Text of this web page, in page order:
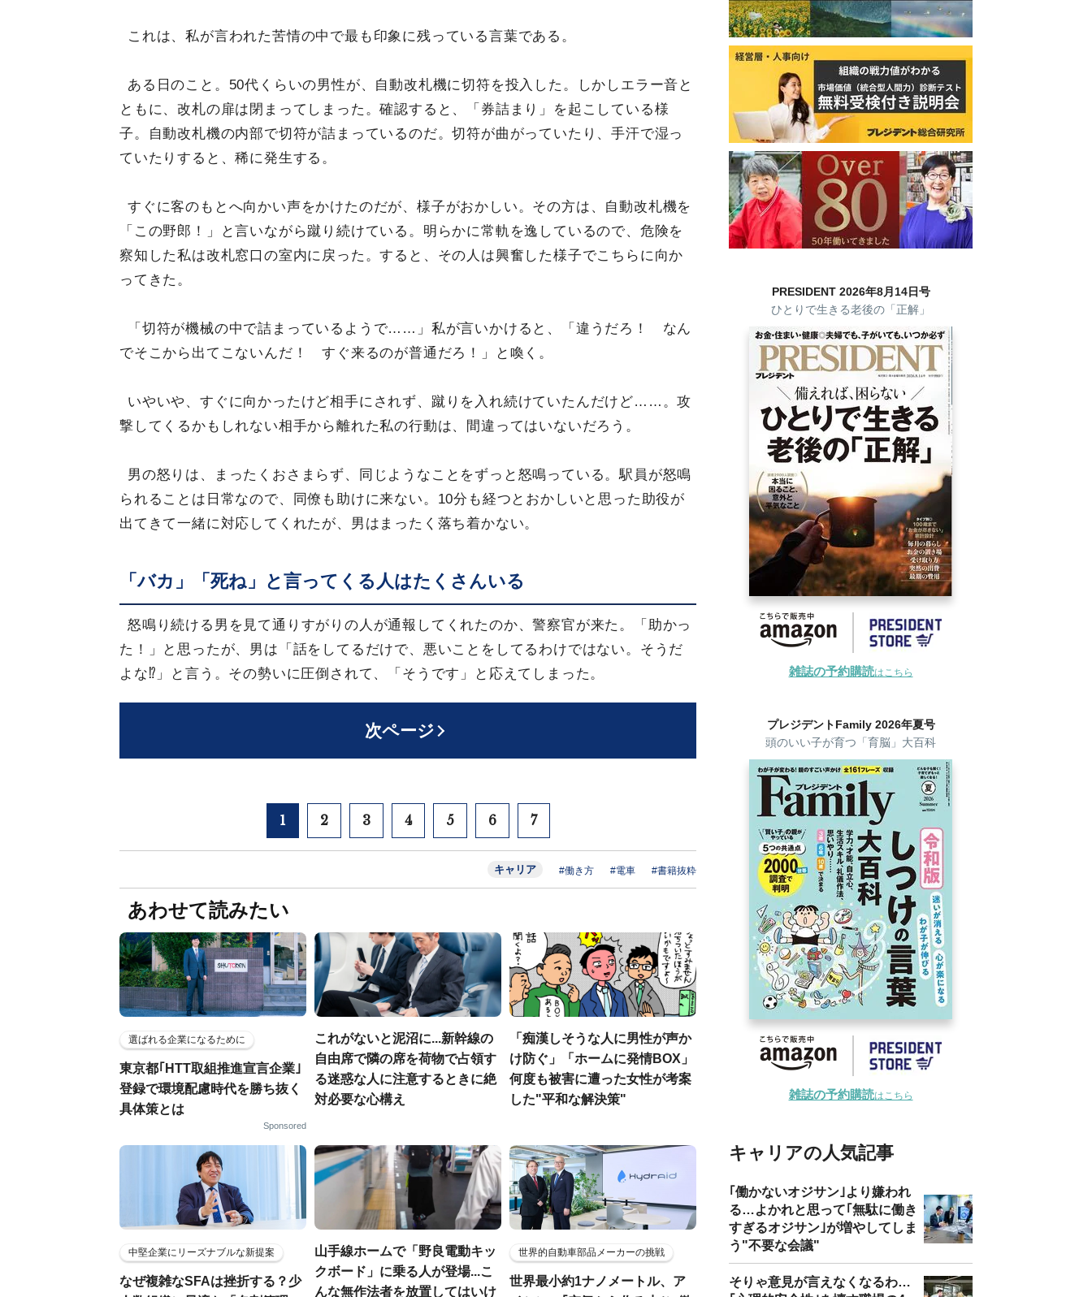
これは、私が言われた苦情の中で最も印象に残っている言葉である。
ある日のこと。50代くらいの男性が、自動改札機に切符を投入した。しかしエラー音と
ともに、改札の扉は閉まってしまった。確認すると、「券詰まり」を起こしている様
子。自動改札機の内部で切符が詰まっているのだ。切符が曲がっていたり、手汗で湿っ
ていたりすると、稀に発生する。
すぐに客のもとへ向かい声をかけたのだが、様子がおかしい。その方は、自動改札機を
「この野郎！」と言いながら蹴り続けている。明らかに常軌を逸しているので、危険を
察知した私は改札窓口の室内に戻った。すると、その人は興奮した様子でこちらに向か
ってきた。
「切符が機械の中で詰まっているようで……」私が言いかけると、「違うだろ！ なん
でそこから出てこないんだ！ すぐ来るのが普通だろ！」と喚く。
いやいや、すぐに向かったけど相手にされず、蹴りを入れ続けていたんだけど……。攻
撃してくるかもしれない相手から離れた私の行動は、間違ってはいないだろう。
男の怒りは、まったくおさまらず、同じようなことをずっと怒鳴っている。駅員が怒鳴
られることは日常なので、同僚も助けに来ない。10分も経つとおかしいと思った助役が
出てきて一緒に対応してくれたが、男はまったく落ち着かない。
「バカ」「死ね」と言ってくる人はたくさんいる
怒鳴り続ける男を見て通りすがりの人が通報してくれたのか、警察官が来た。「助かっ
た！」と思ったが、男は「話をしてるだけで、悪いことをしてるわけではない。そうだ
よな⁉」と言う。その勢いに圧倒されて、「そうです」と応えてしまった。
次ページ
1 2 3 4 5 6 7
キャリア #働き方 #電車 #書籍抜粋
あわせて読みたい
選ばれる企業になるために
東京都｢HTT取組推進宣言企業｣
登録で環境配慮時代を勝ち抜く
具体策とは
Sponsored
これがないと泥沼に...新幹線の
自由席で隣の席を荷物で占領す
る迷惑な人に注意するときに絶
対必要な心構え
「痴漢しそうな人に男性が声か
け防ぐ」「ホームに発情BOX」
何度も被害に遭った女性が考案
した"平和な解決策"
中堅企業にリーズナブルな新提案
なぜ複雑なSFAは挫折する？少
山手線ホームで「野良電動キッ
クボード」に乗る人が登場...こ
んな無作法者を放置してはいけ
世界的自動車部品メーカーの挑戦
世界最小約1ナノメートル、ア
PRESIDENT 2026年8月14日号
ひとりで生きる老後の「正解」
雑誌の予約購読はこちら
プレジデントFamily 2026年夏号
頭のいい子が育つ「育脳」大百科
雑誌の予約購読はこちら
キャリアの人気記事
｢働かないオジサン｣より嫌われ
る…よかれと思って｢無駄に働き
すぎるオジサン｣が増やしてしま
う"不要な会議"
そりゃ意見が言えなくなるわ…